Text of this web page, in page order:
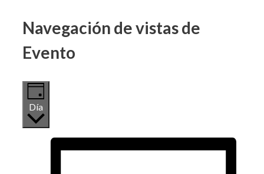
11
junio,
Navegación de vistas de
Evento
Día